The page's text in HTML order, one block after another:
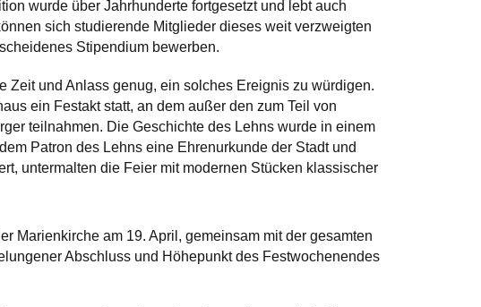
wurde über Jahrhunderte fortgesetzt und lebt auch
sich studierende Mitglieder dieses weit verzweigten
Stipendium bewerben.
Zeit und Anlass genug, ein solches Ereignis zu würdigen.
ein Festakt statt, an dem außer den zum Teil von
teilnahmen. Die Geschichte des Lehns wurde in einem
Patron des Lehns eine Ehrenurkunde der Stadt und
untermalten die Feier mit modernen Stücken klassischer
Marienkirche am 19. April, gemeinsam mit der gesamten
Abschluss und Höhepunkt des Festwochenendes